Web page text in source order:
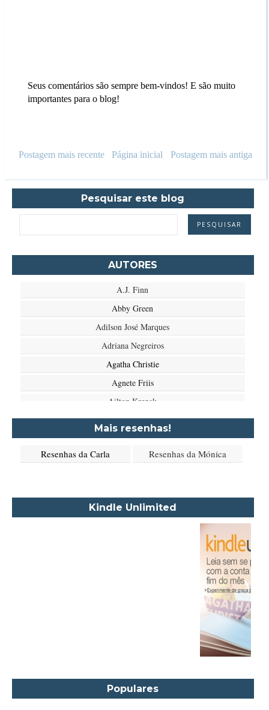
Seus comentários são sempre bem-vindos! E são muito
importantes para o blog!
Postagem mais recente Postagem mais antiga
Página inicial
Pesquisar este blog
AUTORES
A.J. Finn
Abby Green
Adilson José Marques
Adriana Negreiros
Agatha Christie
Agnete Friis
Ailton Krenak
Aimée de Jongh
Aione Simões
Alexandre Dumas Filho
Angela Marsons
Anne Frank
Mais resenhas!
Resenhas da Carla Resenhas da Mónica
Kindle Unlimited
Populares